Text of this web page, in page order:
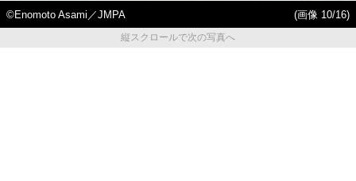
©︎Enomoto Asami／JMPA
(画像 10/16)
縦スクロールで次の写真へ